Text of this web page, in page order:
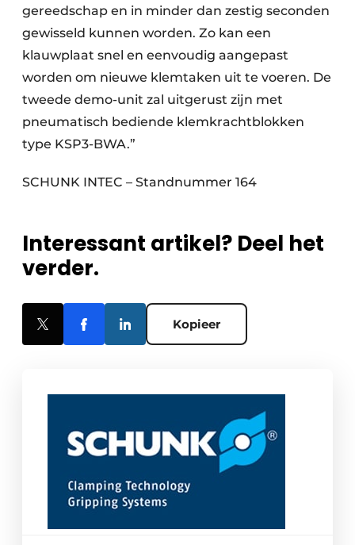
gereedschap en in minder dan zestig seconden
gewisseld kunnen worden. Zo kan een
klauwplaat snel en eenvoudig aangepast
worden om nieuwe klemtaken uit te voeren. De
tweede demo-unit zal uitgerust zijn met
pneumatisch bediende klemkrachtblokken
type KSP3-BWA.”
SCHUNK INTEC – Standnummer 164
Interessant artikel? Deel het
verder.
Kopieer